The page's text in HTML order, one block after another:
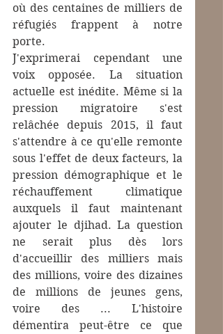
où des centaines de milliers de
réfugiés frappent à notre
porte.
J'exprimerai cependant une
voix opposée. La situation
actuelle est inédite. Même si la
pression migratoire s'est
relâchée depuis 2015, il faut
s'attendre à ce qu'elle remonte
sous l'effet de deux facteurs, la
pression démographique et le
réchauffement climatique
auxquels il faut maintenant
ajouter le djihad. La question
ne serait plus dès lors
d'accueillir des milliers mais
des millions, voire des dizaines
de millions de jeunes gens,
voire des ... L'histoire
démentira peut-être ce que